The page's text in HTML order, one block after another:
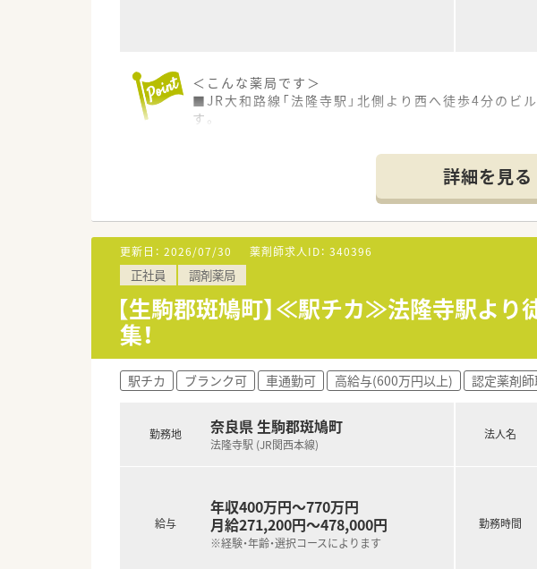
＜こんな薬局です＞
■JR大和路線「法隆寺駅」北側より西へ徒歩4分のビ
す。
■薬剤師は常時3～4名が在籍し、他に医療事務もお
■お休みも比較的取得しやすく「お互い様精神」が根
■ご面接時に適性をみて配属店舗を最終決定いたしま
当店舗以外での配属となる可能性もございます。
＜こんな会社です＞
■全国にグループ全体で400店舗以上運営している大
大手と地場チェーンの良いところを取っている会社
■母体にあたる親会社は一部上場の安定企業で、
調剤事業は全国展開でありながら地域特性やニー
取りたい方にもおすすめです。
■特徴は、“全国展開”でありながら“地域密着”の取
■入社を決めた理由 第1位は「薬局の雰囲気」！！新
多いのに、薬剤師の平均年齢が36歳と経験豊富なベ
■基本店舗異動は双方合意の上で行います。会社都
■一般勤務薬剤師⇒管理薬剤師⇒エリアマネージャ
■本部付け薬剤師として調剤業務以外の事に携わる事
■認定資格等の補助や会社としての支援もしっかり
■産休・育児休暇からの復帰実績も93％、小学1年ま
■研修制度も充実しております！調剤未経験者を対
詳細を見る
更新日： 2026/07/30 薬剤師求人ID： 340396
正社員 調剤薬局
【生駒郡斑鳩町】≪駅チカ≫法隆寺駅よ
集！
駅チカ ブランク可 車通勤可 高給与(600万円以上) 認定薬剤
勤務地 奈良県 生駒郡斑鳩町
法隆寺駅 (JR関西本線)
給与
年収400万円～770万円
月給271,200円～478,000円
※経験・年齢・選択コースによります
法人名
勤務時間